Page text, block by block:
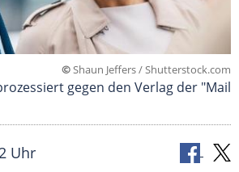
©Shaun Jeffers / Shutterstock.com
gegen den Verlag der "Mail
Uhr